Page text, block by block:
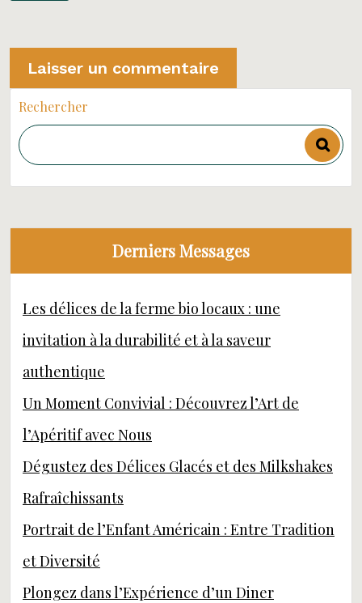
Rechercher
Derniers Messages
Les délices de la ferme bio locaux : une
invitation à la durabilité et à la saveur
authentique
Un Moment Convivial : Découvrez l’Art de
l’Apéritif avec Nous
Dégustez des Délices Glacés et des Milkshakes
Rafraîchissants
Portrait de l’Enfant Américain : Entre Tradition
et Diversité
Plongez dans l’Expérience d’un Diner